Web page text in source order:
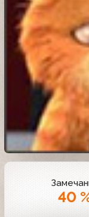
40